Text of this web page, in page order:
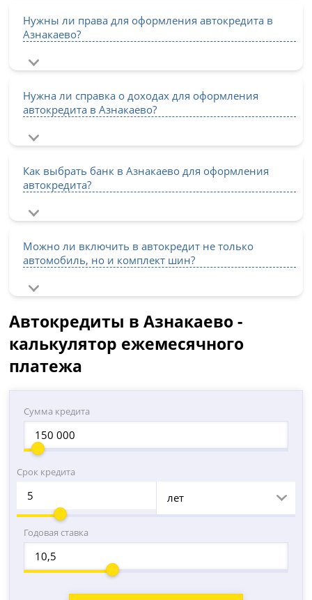
Нужны ли права для оформления автокредита в
Азнакаево?
Нужна ли справка о доходах для оформления
автокредита в Азнакаево?
Как выбрать банк в Азнакаево для оформления
автокредита?
Можно ли включить в автокредит не только
автомобиль, но и комплект шин?
Автокредиты в Азнакаево -
калькулятор ежемесячного
платежа
Сумма кредита
Срок кредита
лет
Годовая ставка